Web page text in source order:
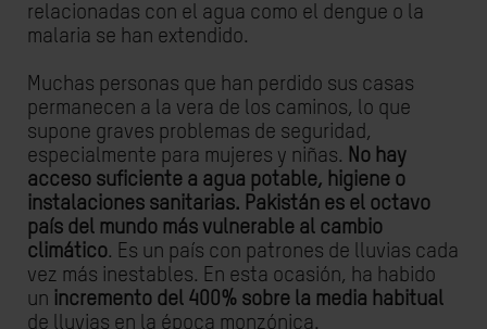
relacionadas con el agua como el dengue o la
malaria se han extendido.
Muchas personas que han perdido sus casas
permanecen a la vera de los caminos, lo que
supone graves problemas de seguridad,
especialmente para mujeres y niñas. No hay
acceso suficiente a agua potable, higiene o
instalaciones sanitarias. Pakistán es el octavo
país del mundo más vulnerable al cambio
climático. Es un país con patrones de lluvias cada
vez más inestables. En esta ocasión, ha habido
un incremento del 400% sobre la media habitual
de lluvias en la época monzónica.